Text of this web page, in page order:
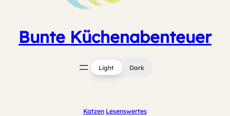
Bunte Küchenabenteuer
Light Dark
Katzen Lesenswertes